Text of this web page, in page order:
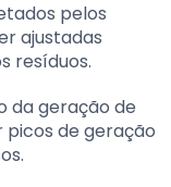
pelos
ajustadas
resíduos.
da geração de
picos de geração